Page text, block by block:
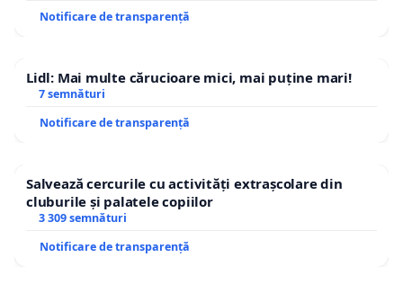
Notificare de transparență
Lidl: Mai multe cărucioare mici, mai puține mari!
7 semnături
Notificare de transparență
Salvează cercurile cu activități extrașcolare din
cluburile și palatele copiilor
3 309 semnături
Notificare de transparență